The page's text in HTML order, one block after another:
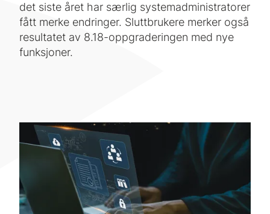
det siste året har særlig systemadministratorer
fått merke endringer. Sluttbrukere merker også
resultatet av 8.18-oppgraderingen med nye
funksjoner.